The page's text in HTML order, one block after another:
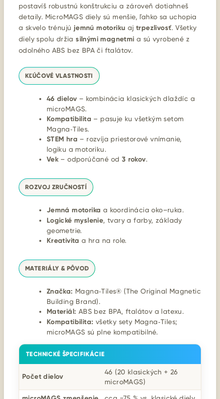
postavíš robustnú konštrukciu a zároveň dotiahneš
detaily. MicroMAGS diely sú menšie, ľahko sa uchopia
a skvelo trénujú jemnú motoriku ajtrpezlivosť. Všetky
diely spolu držiasilnými magnetmi a sú vyrobené z
odolného ABS bez BPA či ftalátov.
KĽÚČOVÉ VLASTNOSTI
46 dielov– kombinácia klasických dlaždíc a
microMAGS.
Kompatibilita – pasuje ku všetkým setom
Magna‑Tiles.
STEM hra – rozvíja priestorové vnímanie,
logiku a motoriku.
Vek – odporúčané od 3 rokov.
ROZVOJ ZRUČNOSTÍ
Jemná motorika a koordinácia oko–ruka.
Logické myslenie, tvary a farby, základy
geometrie.
Kreativita a hra na role.
MATERIÁLY & PÔVOD
Značka: Magna‑Tiles® (The Original Magnetic
Building Brand).
Materiál: ABS bez BPA, ftalátov a latexu.
Kompatibilita: všetky sety Magna‑Tiles;
microMAGS sú plne kompatibilné.
TECHNICKÉ ŠPECIFIKÁCIE
Počet dielov
46 (20 klasických + 26
microMAGS)